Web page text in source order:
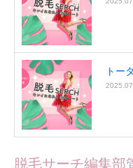
トー
脱毛サーチ編集部